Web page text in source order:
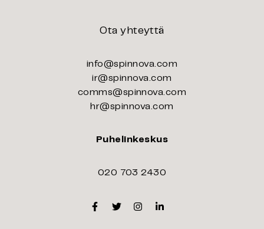
Ota yhteyttä
info@spinnova.com
ir@spinnova.com
comms@spinnova.com
hr@spinnova.com
Puhelinkeskus
020 703 2430
Facebook
TwitterInstagram
Linkedin